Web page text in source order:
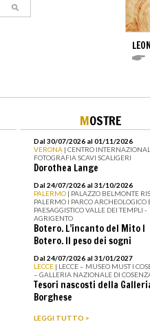
MOSTRE
Dal 30/07/2026 al 01/11/2026
VERONA | CENTRO
FOTOGRAFIA SCAVI SCALIGERI
Dorothea Lange
Dal 24/07/2026 al 31/10/2026
PALERMO | PALAZZO BELMONTE
PALERMO I PARCO ARCHEOLOGICO
PAESAGGISTICO VALLE DEI TEMPLI -
AGRIGENTO
Botero. L’incanto del Mito I
Botero. Il peso dei sogni
Dal 24/07/2026 al 31/01/2027
LECCE | LECCE – MUSEO MUST I
– GALLERIA NAZIONALE DI
Tesori nascosti della
Borghese
LEGGI TUTTO >